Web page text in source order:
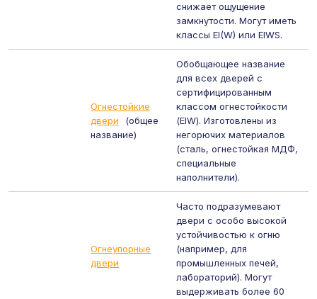
снижает ощущение
замкнутости. Могут иметь
классы EI(W) или EIWS.
Огнестойкие
двери
(общее
название)
Обобщающее название
для всех дверей с
сертифицированным
классом огнестойкости
(EIW). Изготовлены из
негорючих материалов
(сталь, огнестойкая МДФ,
специальные
наполнители).
Огнеупорные
двери
Часто подразумевают
двери с особо высокой
устойчивостью к огню
(например, для
промышленных печей,
лабораторий). Могут
выдерживать более 60